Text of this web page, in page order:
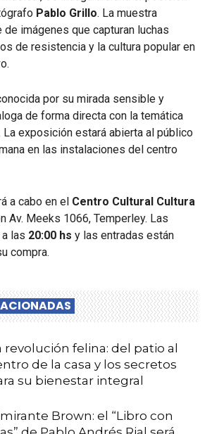
Pablo Grillo. La muestra
imágenes que capturan luchas
de resistencia y la cultura popular en
por su mirada sensible y
de forma directa con la temática
La exposición estará abierta al público
en las instalaciones del centro
a cabo en el Centro Cultural Cultura
Av. Meeks 1066, Temperley. Las
las 20:00 hs y las entradas están
compra.
revolución felina: del patio al
de la casa y los secretos
su bienestar integral
Brown: el “Libro con